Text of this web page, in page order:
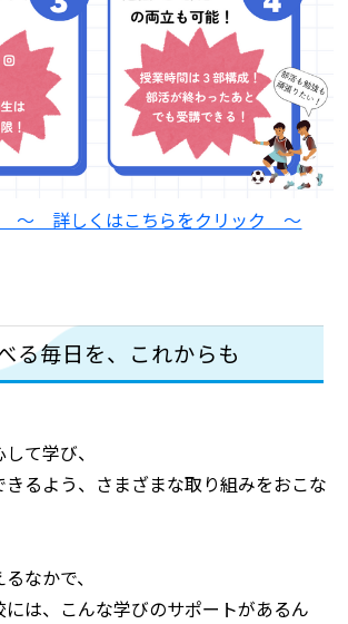
～ 詳しくはこちらをクリック ～
る毎日を、これからも
て学び、
きるよう、さまざまな取り組みをおこな
なかで、
には、こんな学びのサポートがあるん